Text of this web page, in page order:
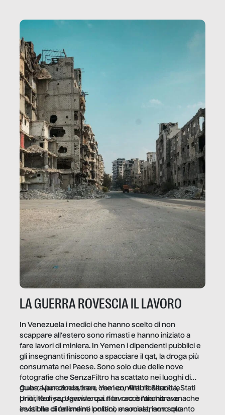
LA GUERRA ROVESCIA IL LAVORO
In Venezuela i medici che hanno scelto di non
scappare all’estero sono rimasti e hanno iniziato a
fare lavori di miniera. In Yemen i dipendenti pubblici e
gli insegnanti finiscono a spacciare il qat, la droga più
consumata nel Paese. Sono solo due delle nove
fotografie che SenzaFiltro ha scattato nei luoghi di
guerra per dimostrare che i conflitti ribaltano le
priorità di sopravvivenza. Il lavoro è l’architrave
invisibile di un ordine politico e sociale, non solo
Cuba, Venezuela, Iran, Yemen, Arabia Saudita, Stati
Uniti, Kenya, Uganda: qui non raccontiamo cronache
esotiche di fallimenti lontani, ma mostriamo quanto